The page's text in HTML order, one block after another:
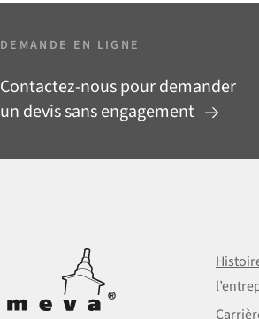
DEMANDE EN LIGNE
Contactez-nous pour demander
un devis sans engagement